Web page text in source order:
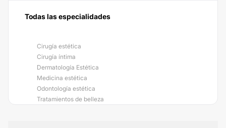
Todas las especialidades
Cirugía estética
Cirugía íntima
Dermatología Estética
Medicina estética
Odontología estética
Tratamientos de belleza